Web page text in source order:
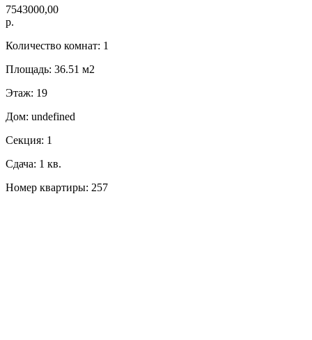
7543000,00
р.
Количество комнат: 1
Площадь: 36.51 м2
Этаж: 19
Дом: undefined
Секция: 1
Сдача: 1 кв.
Номер квартиры: 257